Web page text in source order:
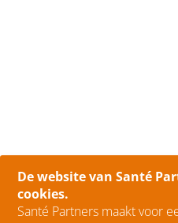
De website van Santé
cookies.
Santé Partners maakt voor